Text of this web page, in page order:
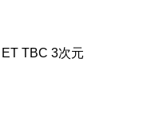
TBC 3次元